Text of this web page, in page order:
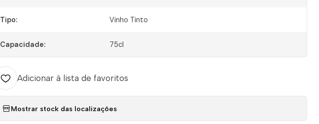
Tipo: Vinho Tinto
Capacidade: 75cl
Adicionar à lista de favoritos
Mostrar stock das localizações